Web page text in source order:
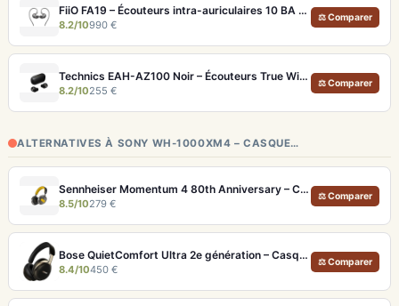
FiiO FA19 – Écouteurs intra-auriculaires 10 BA Knowles avec technologie S.Turbo
8.2/10990 €
⚖ Comparer
Technics EAH-AZ100 Noir – Écouteurs True Wireless audiophiles avec drivers MFD et autonomie 29h
8.2/10255 €
⚖ Comparer
ALTERNATIVES À SONY WH-1000XM4 – CASQUE…
Sennheiser Momentum 4 80th Anniversary – Casque Bluetooth édition limitée 60h
8.5/10279 €
⚖ Comparer
Bose QuietComfort Ultra 2e génération – Casque ANC premium avec son immersif spatial et 30h d'autonomie
8.4/10450 €
⚖ Comparer